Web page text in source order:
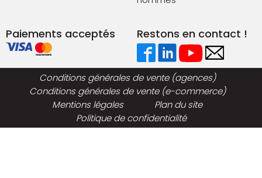
Paiements acceptés Restons en contact !
Conditions générales de vente (agences)
Conditions générales de vente (e-commerce)
Mentions légales
Plan du site
Politique de confidentialité